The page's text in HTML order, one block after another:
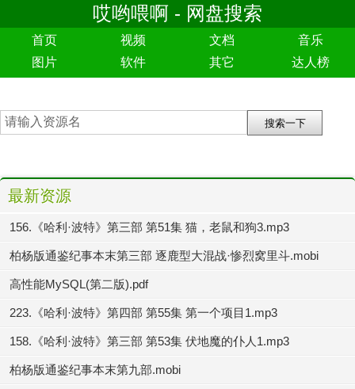
哎哟喂啊 - 网盘搜索
首页 视频 文档
音乐
图片
软件 其它 达人榜
最新资源
156.《哈利·波特》第三部 第51集 猫，老鼠和狗3.mp3
柏杨版通鉴纪事本末第三部 逐鹿型大混战·惨烈窝里斗.mobi
高性能MySQL(第二版).pdf
223.《哈利·波特》第四部 第55集 第一个项目1.mp3
158.《哈利·波特》第三部 第53集 伏地魔的仆人1.mp3
柏杨版通鉴纪事本末第九部.mobi